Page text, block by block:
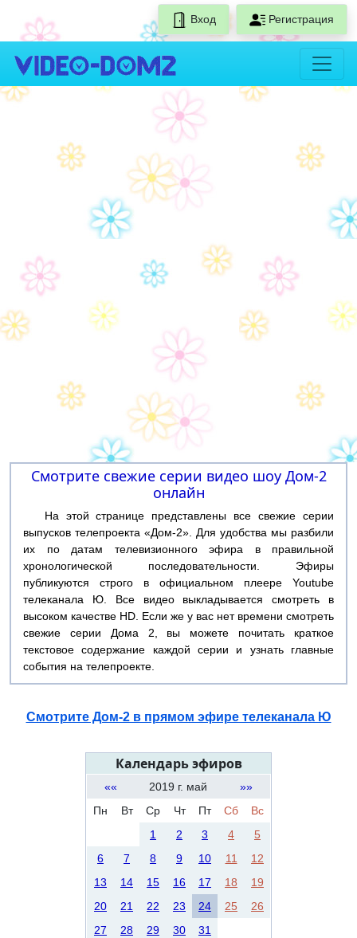
Вход Регистрация
Смотрите свежие серии видео шоу Дом-2
онлайн
На этой странице представлены все свежие серии
выпусков телепроекта «Дом-2». Для удобства мы разбили
их по датам телевизионного эфира в правильной
хронологической последовательности. Эфиры
публикуются строго в официальном плеере Youtube
телеканала Ю. Все видео выкладывается смотреть в
высоком качестве HD. Если же у вас нет времени смотреть
свежие серии Дома 2, вы можете почитать краткое
текстовое содержание каждой серии и узнать главные
события на телепроекте.
Смотрите Дом-2 в прямом эфире телеканала Ю
Календарь эфиров
«« 2019 г. май
»»
Пн
Вт Ср Чт Пт Сб
Вс
1
2 3 4
5
6
7 8 9 10 11
12
13
14 15 16 17 18
19
20
21 22 23 24 25
26
27
28 29 30
31